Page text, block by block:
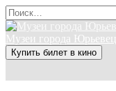
Перейти
к
содержанию
Search
for:
Музеи города Юрьевец
Купить билет в кино